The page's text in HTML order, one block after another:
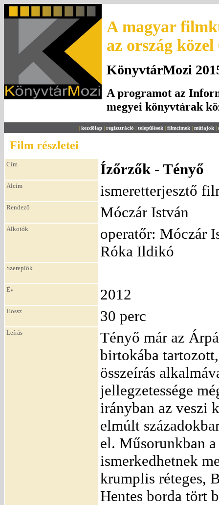
A magyar
az ország
KönyvtárMozi
A programot az
megyei könyvtárak
| kezdőlap | regisztráció | települések | filmcímek | műfajok |
Film részletei
Cím Ízőrzők - Tényő
Alcím ismeretterjesztő
Rendező Móczár István
Alkotók
operatőr: Móczár
Róka Ildikó
Szereplők
Év 2012
Hossz 30 perc
Leírás
Tényő már az
birtokába
összeírás
jellegzetessége
irányban az veszi
elmúlt
el. Műsorunkban
ismerkedhetnek
krumplis réteges,
Hentes borda tört